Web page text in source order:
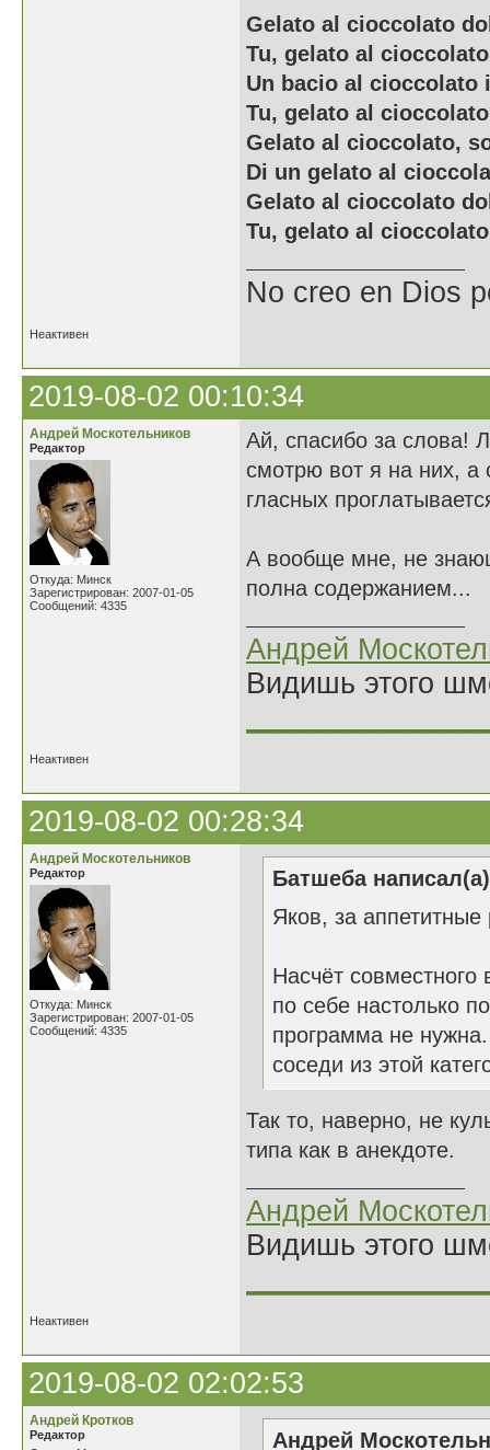
Gelato al cioccolato
Tu, gelato al
Un bacio al cioccolato
Tu, gelato al
Gelato al cioccolato,
Di un gelato al
Gelato al cioccolato
Tu, gelato al
No creo en Dios
Неактивен
2019-08-02 00:10:34
Андрей Москотельников
Редактор
Откуда: Минск
Зарегистрирован: 2007-01-05
Сообщений: 4335
Ай, спасибо за слова!
смотрю вот я на них, а
гласных
А вообще мне, не
полна содержанием...
Андрей
Видишь этого
Неактивен
2019-08-02 00:28:34
Андрей Москотельников
Редактор
Откуда: Минск
Зарегистрирован: 2007-01-05
Сообщений: 4335
Батшеба
Яков, за
Насчёт
по себе настолько
программа не
соседи из этой
Так то, наверно, не
типа как в анекдоте.
Андрей
Видишь этого
Неактивен
2019-08-02 02:02:53
Андрей Кротков
Редактор
Андрей